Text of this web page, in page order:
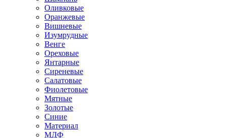
Оливковые
Оранжевые
Вишневые
Изумрудные
Венге
Ореховые
Янтарные
Сиреневые
Салатовые
Фиолетовые
Мятные
Золотые
Синие
Материал
МДФ